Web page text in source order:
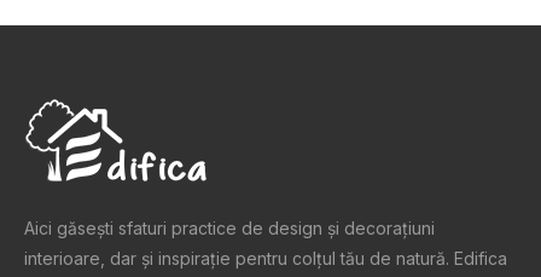
Aici găsești sfaturi practice de design şi decoraţiuni
interioare, dar și inspiraţie pentru colţul tău de natură. Edifica